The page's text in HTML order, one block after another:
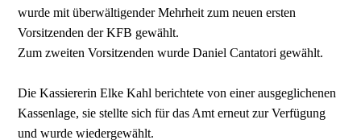
wurde mit überwältigender Mehrheit zum neuen ersten
Vorsitzenden der KFB gewählt.
Zum zweiten Vorsitzenden wurde Daniel Cantatori gewählt.
Die Kassiererin Elke Kahl berichtete von einer ausgeglichenen
Kassenlage, sie stellte sich für das Amt erneut zur Verfügung
und wurde wiedergewählt.